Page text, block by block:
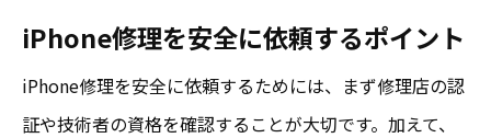
iPhone修理を安全に依頼するポイント
iPhone修理を安全に依頼するためには、まず修理店の認
証や技術者の資格を確認することが大切です。加えて、